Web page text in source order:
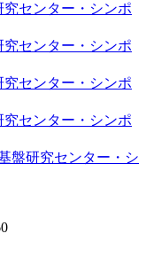
センター・シンポ
センター・シンポ
センター・シンポ
センター・シンポ
盤研究センター・シ